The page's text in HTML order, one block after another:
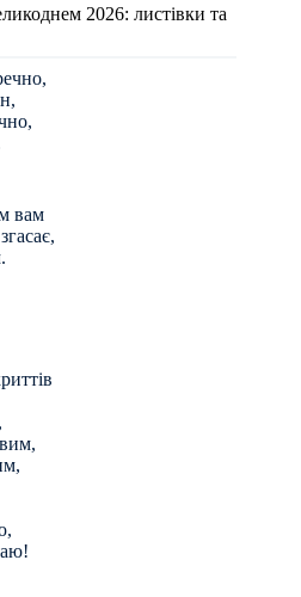
2026: листівки та
вам